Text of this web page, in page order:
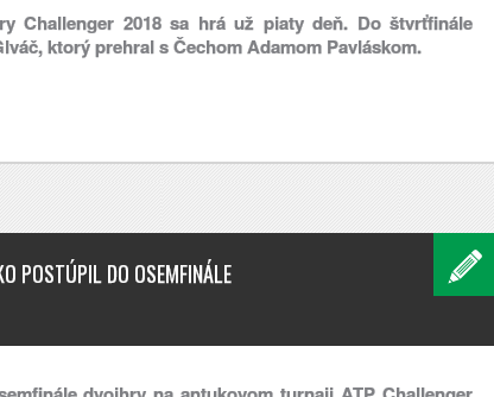
Challenger 2018 sa hrá už piaty deň. Do štvrťfinále
ktorý prehral s Čechom Adamom Pavláskom.
POSTÚPIL DO OSEMFINÁLE